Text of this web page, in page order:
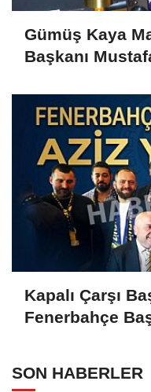
Gümüş Kaya
Başkanı
Kapalı Çarşı
Fenerbahçe
SON HABERLER